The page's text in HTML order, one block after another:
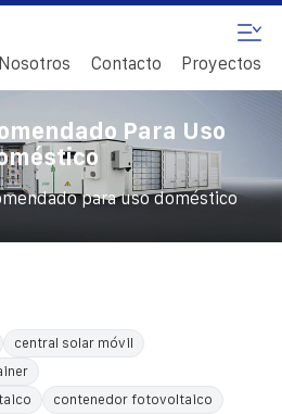
Nosotros Contacto Proyectos
Para Uso
para uso doméstico
central solar móvil
contenedor fotovoltaico